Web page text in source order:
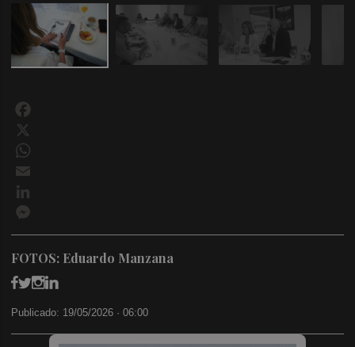
FOTOS: Eduardo Manzana
Publicado: 19/05/2026 ·06:00